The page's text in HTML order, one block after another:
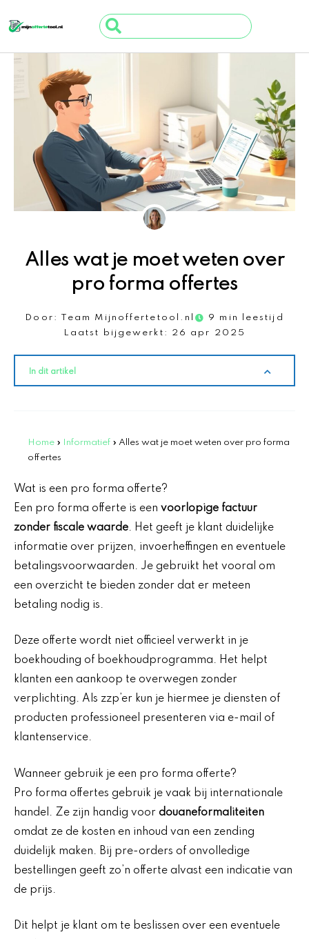
naar
de
inhoud
Search
...
Alles wat je moet weten over
pro forma offertes
Door: Team Mijnoffertetool.nl
9 min leestijd
Laatst bijgewerkt:
26 apr 2025
In dit artikel
Home » Informatief » Alles wat je moet weten over pro forma
offertes
Wat is een pro forma offerte?
Een pro forma offerte is een voorlopige factuur
zonder fiscale waarde. Het geeft je klant duidelijke
informatie over prijzen, invoerheffingen en eventuele
betalingsvoorwaarden. Je gebruikt het vooral om
een overzicht te bieden zonder dat er meteen
betaling nodig is.
Deze offerte wordt niet officieel verwerkt in je
boekhouding of boekhoudprogramma. Het helpt
klanten een aankoop te overwegen zonder
verplichting. Als zzp’er kun je hiermee je diensten of
producten professioneel presenteren via e-mail of
klantenservice.
Wanneer gebruik je een pro forma offerte?
Pro forma offertes gebruik je vaak bij internationale
handel. Ze zijn handig voor douaneformaliteiten
omdat ze de kosten en inhoud van een zending
duidelijk maken. Bij pre-orders of onvolledige
bestellingen geeft zo’n offerte alvast een indicatie van
de prijs.
Dit helpt je klant om te beslissen over een eventuele